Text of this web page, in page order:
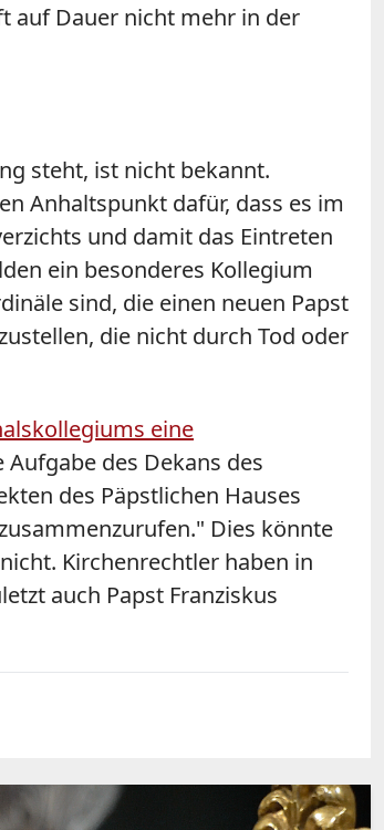
auf Dauer nicht mehr in der
steht, ist nicht bekannt.
Anhaltspunkt dafür, dass es im
und damit das Eintreten
ein besonderes Kollegium
sind, die einen neuen Papst
die nicht durch Tod oder
eine
des Dekans des
des Päpstlichen Hauses
Dies könnte
Kirchenrechtler haben in
auch Papst Franziskus